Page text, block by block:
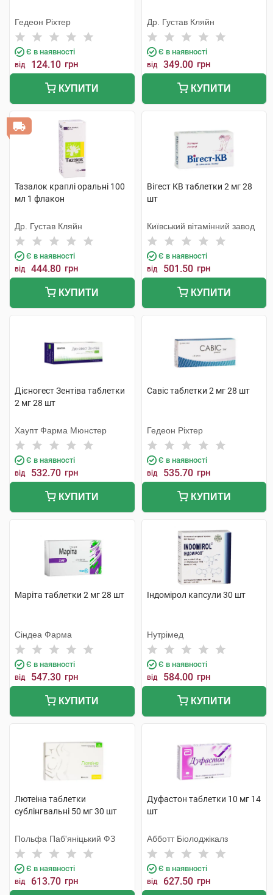
Гедеон Ріхтер
Є в наявності
від 124.10 грн
КУПИТИ
Др. Густав Кляйн
Є в наявності
від 349.00 грн
КУПИТИ
Тазалок краплі оральні 100
мл 1 флакон
Др. Густав Кляйн
Є в наявності
від 444.80 грн
КУПИТИ
Вігест КВ таблетки 2 мг 28
шт
Київський вітамінний завод
Є в наявності
від 501.50 грн
КУПИТИ
Дієногест Зентіва таблетки
2 мг 28 шт
Хаупт Фарма Мюнстер
Є в наявності
від 532.70 грн
КУПИТИ
Савіс таблетки 2 мг 28 шт
Гедеон Ріхтер
Є в наявності
від 535.70 грн
КУПИТИ
Маріта таблетки 2 мг 28 шт
Сіндеа Фарма
Є в наявності
від 547.30 грн
КУПИТИ
Індомірол капсули 30 шт
Нутрімед
Є в наявності
від 584.00 грн
КУПИТИ
Лютеіна таблетки
сублінгвальні 50 мг 30 шт
Польфа Паб'яніцький ФЗ
Є в наявності
від 613.70 грн
Дуфастон таблетки 10 мг 14
шт
Абботт Біолоджікалз
Є в наявності
від 627.50 грн